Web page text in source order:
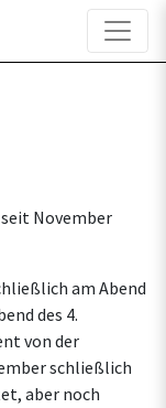
November
am Abend
des 4.
von der
schließlich
aber noch